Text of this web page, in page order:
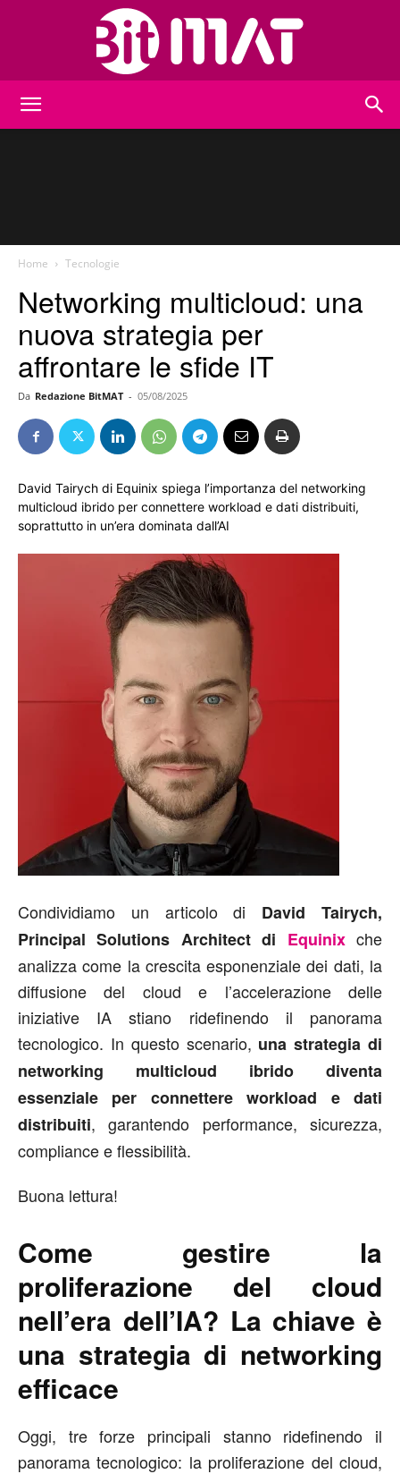
Home Tecnologie
Networking multicloud: una
nuova strategia per
affrontare le sfide IT
Da Redazione BitMAT - 05/08/2025
David Tairych di Equinix spiega l’importanza del networking
multicloud ibrido per connettere workload e dati distribuiti,
soprattutto in un’era dominata dall’AI
Condividiamo un articolo di David Tairych,
Principal Solutions Architect di Equinixche
analizza come la crescita esponenziale dei dati, la
diffusione del cloud e l’accelerazione delle
iniziative IA stiano ridefinendo il panorama
tecnologico. In questo scenario, una strategia di
networking multicloud ibrido diventa
essenziale per connettere workload e dati
distribuiti, garantendo performance, sicurezza,
compliance e flessibilità.
Buona lettura!
Come gestire la
proliferazione del cloud
nell’era dell’IA? La chiave è
una strategia di networking
efficace
Oggi, tre forze principali stanno ridefinendo il
panorama tecnologico: la proliferazione del cloud,